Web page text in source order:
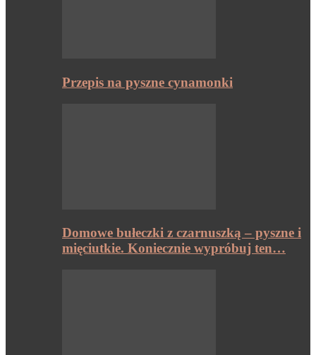
Przepis na pyszne cynamonki
Domowe bułeczki z czarnuszką – pyszne i
mięciutkie. Koniecznie wypróbuj ten…